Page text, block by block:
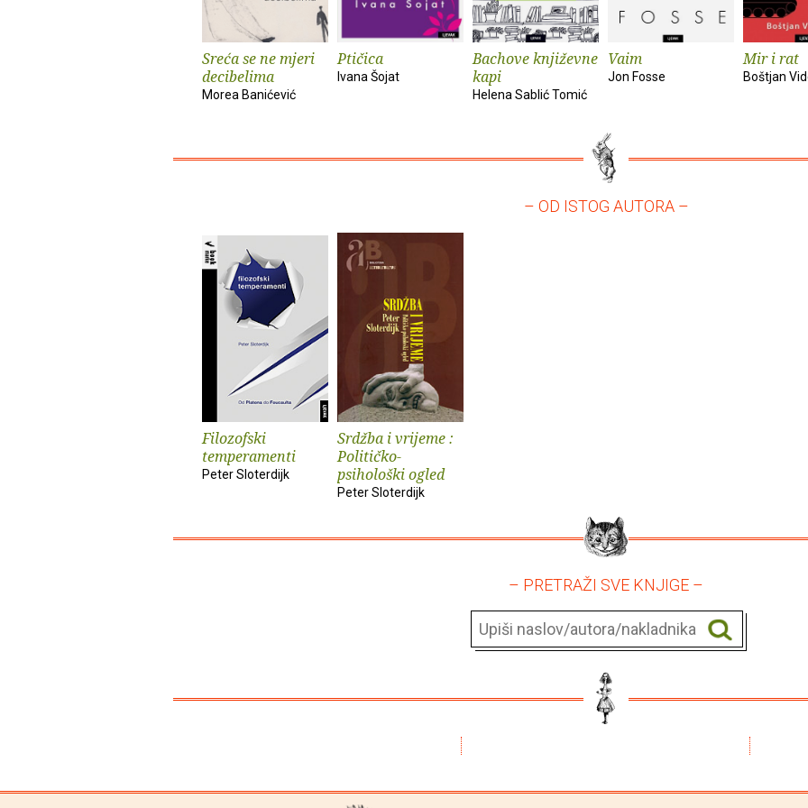
Sreća se ne mjeri
decibelima
Morea Banićević
Ptičica
Ivana Šojat
Bachove književne
kapi
Helena Sablić Tomić
Vaim
Jon Fosse
Mir i rat
Boštjan
– OD ISTOG AUTORA –
Filozofski
temperamenti
Peter Sloterdijk
Srdžba i vrijeme :
Političko-
psihološki ogled
Peter Sloterdijk
– PRETRAŽI SVE KNJIGE –